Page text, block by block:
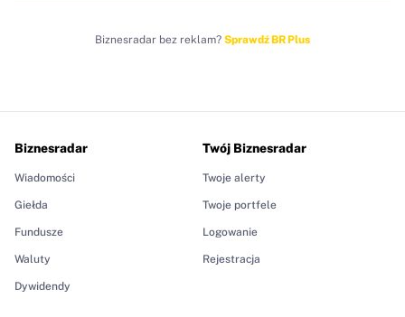
Biznesradar bez reklam? Sprawdź BR Plus
Biznesradar
Wiadomości
Giełda
Fundusze
Waluty
Dywidendy
Twój Biznesradar
Twoje alerty
Twoje portfele
Logowanie
Rejestracja